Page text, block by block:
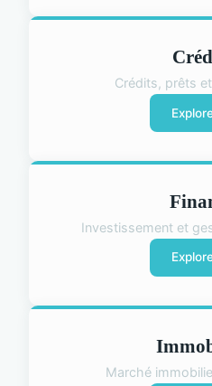
Crédits, prêts
Investissement et
Marché